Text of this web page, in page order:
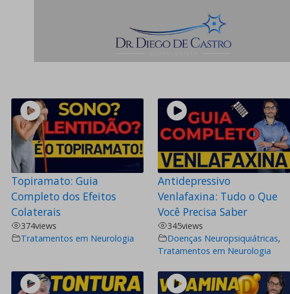
Topiramato: Guia
Completo dos Efeitos
Colaterais
374views
Tratamentos em Neurologia
Antidepressivo
Venlafaxina: Tudo o Que
Você Precisa Saber
345views
Doenças Neuropsiquiátricas,
Tratamentos em Neurologia